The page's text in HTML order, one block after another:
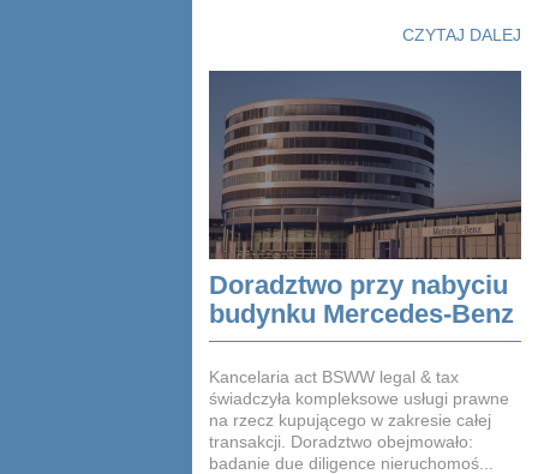
CZYTAJ DALEJ
Doradztwo przy nabyciu
budynku Mercedes-Benz
Kancelaria act BSWW legal & tax
świadczyła kompleksowe usługi prawne
na rzecz kupującego w zakresie całej
transakcji. Doradztwo obejmowało:
badanie due diligence nieruchomoś...